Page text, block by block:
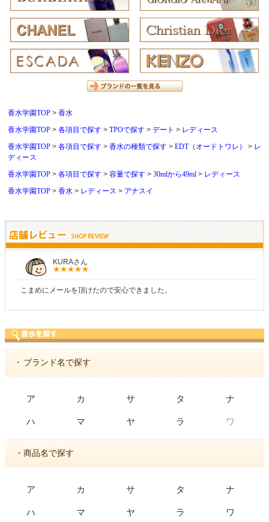
香水学園TOP
香水
香水学園TOP
各項目で探す TPOで探す デート
レディース
香水学園TOP
各項目で探す 香水の種類で探す EDT（オードトワレ）
レ
ディース
香水学園TOP
各項目で探す 容量で探す 30mlから49ml
レディース
香水学園TOP
香水 レディース アナスイ
商品が早く届いたのでよかったです。また利用させてもらい
・ ブランド名で探す
ア カ サ タ ナ
ハ マ ヤ ラ ワ
・商品名で探す
ア カ サ タ ナ
ハ マ ヤ ラ ワ